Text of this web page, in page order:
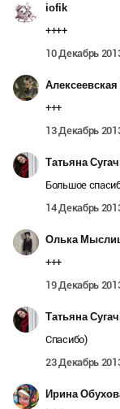
iofik
++++
10 Декабрь
+++
13 Декабрь
Татьяна
Большое
14 Декабрь
Олька
+++
19 Декабрь
Татьяна
Спасибо)
23 Декабрь
Ирина